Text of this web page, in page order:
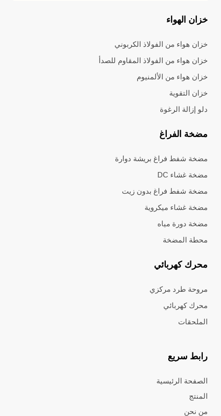
خزان الهواء
خزان هواء من الفولاذ الكربوني
خزان هواء من الفولاذ المقاوم للصدأ
خزان هواء من الألمنيوم
خزان التقوية
دلو إزالة الرغوة
مضخة الفراغ
مضخة شفط فراغ بريشة دوارة
مضخة غشاء DC
مضخة شفط فراغ بدون زيت
مضخة غشاء ميكروية
مضخة دورة مياه
محطة المضخة
محرك كهربائي
مروحة طرد مركزي
محرك كهربائي
الملحقات
رابط سريع
الصفحة الرئيسية
المنتج
من نحن